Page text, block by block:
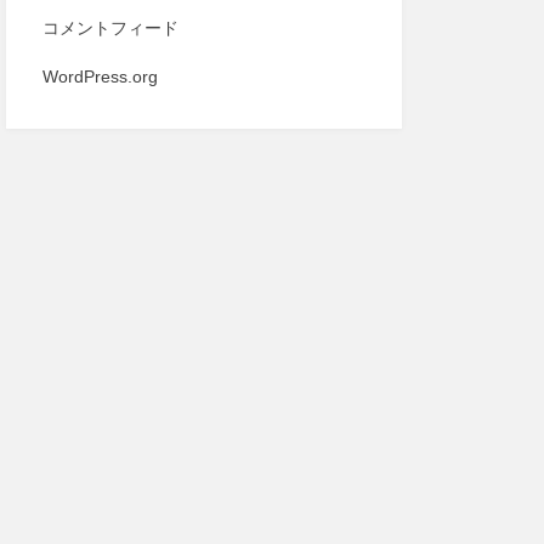
コメントフィード
WordPress.org